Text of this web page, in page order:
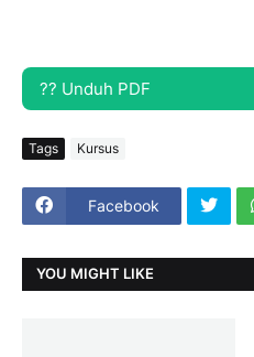
?? Unduh PDF
Tags Kursus
Facebook
YOU MIGHT LIKE